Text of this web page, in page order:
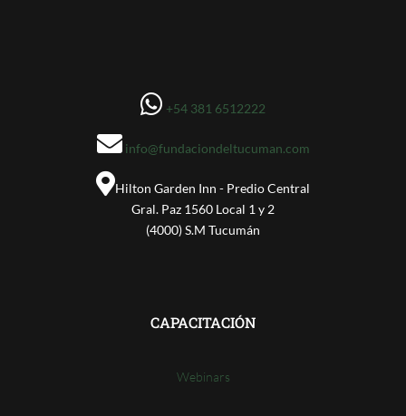
+54 381 6512222
info@fundaciondeltucuman.com
Hilton Garden Inn - Predio Central
Gral. Paz 1560 Local 1 y 2
(4000) S.M Tucumán​
CAPACITACIÓN
Webinars